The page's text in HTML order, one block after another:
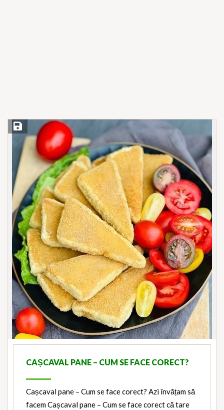
Save Recipe
CAȘCAVAL PANE – CUM SE FACE CORECT?
Cașcaval pane – Cum se face corect? Azi învățam să
facem Cașcaval pane – Cum se face corect că tare